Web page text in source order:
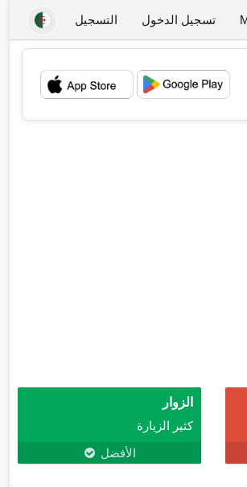
تسجيل الدخول التسجيل
💖
الزوار
كثير الزيارة
الأفضل